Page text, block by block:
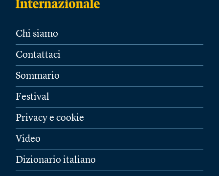
Chi siamo
Contattaci
Sommario
Festival
Privacy e cookie
Video
Dizionario italiano